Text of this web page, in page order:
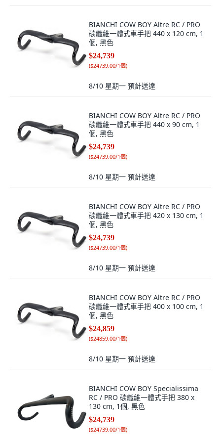
BIANCHI COW BOY Altre RC / PRO
碳纖維一體式車手把 440 x 120 cm, 1
個, 黑色
$24,739
($24739.00/1個)
8/10 星期一 預計送達
BIANCHI COW BOY Altre RC / PRO
碳纖維一體式車手把 440 x 90 cm, 1
個, 黑色
$24,739
($24739.00/1個)
8/10 星期一 預計送達
BIANCHI COW BOY Altre RC / PRO
碳纖維一體式車手把 420 x 130 cm, 1
個, 黑色
$24,739
($24739.00/1個)
8/10 星期一 預計送達
BIANCHI COW BOY Altre RC / PRO
碳纖維一體式車手把 400 x 100 cm, 1
個, 黑色
$24,859
($24859.00/1個)
8/10 星期一 預計送達
BIANCHI COW BOY Specialissima
RC / PRO 碳纖維一體式手把 380 x
130 cm, 1個, 黑色
$24,739
($24739.00/1個)